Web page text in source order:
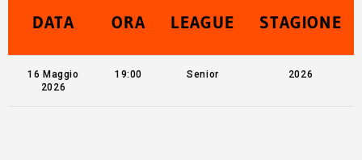
DATA ORA LEAGUE STAGIONE
16 Maggio
2026
19:00 Senior 2026